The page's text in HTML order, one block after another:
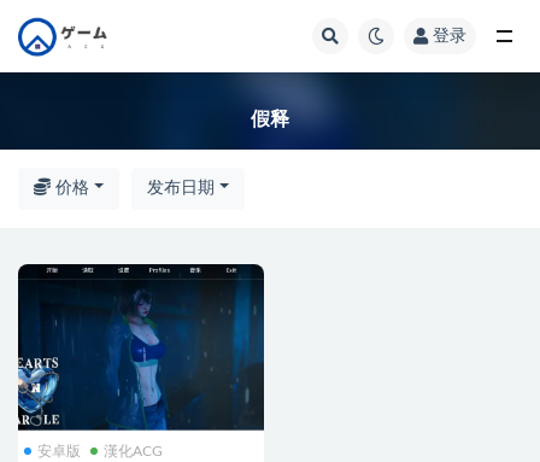
登录
假释
价格 发布日期
安卓版 漢化ACG